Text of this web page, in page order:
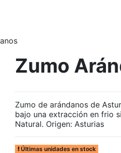
Zumo
Zumo de arándanos de
bajo una extracción en frio
Natural. Origen: Asturias
Últimas unidades en stock